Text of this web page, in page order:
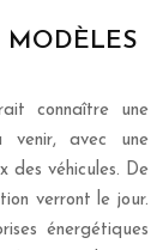
MODÈLES
connaître une
venir, avec une
des véhicules. De
verront le jour.
énergétiques